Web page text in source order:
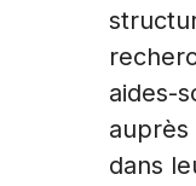
aides-
auprès
dans